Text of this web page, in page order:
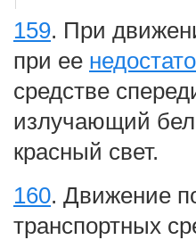
159. При
при ее
средстве
излучающий
красный свет.
160. Движение
транспортных